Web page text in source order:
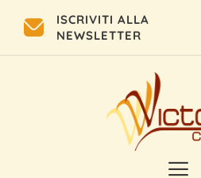
ISCRIVITI ALLA
NEWSLETTER